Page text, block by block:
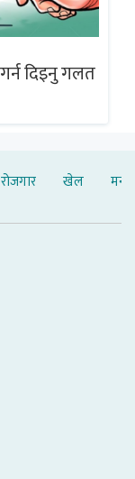
गर्न दिइनु गलत
रोजगार खेल